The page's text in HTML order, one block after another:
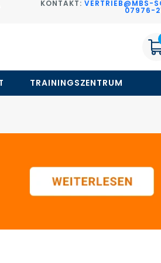
KONTAKT: VERTRIEB@MBS-
07976-
TRAININGSZENTRUM